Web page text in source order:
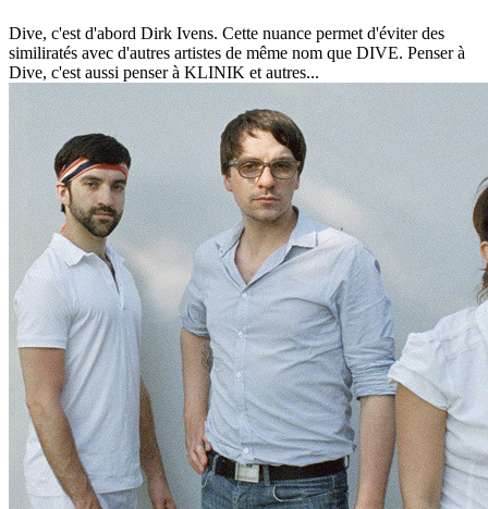
Dive, c'est d'abord Dirk Ivens. Cette nuance permet d'éviter des
similiratés avec d'autres artistes de même nom que DIVE. Penser à
Dive, c'est aussi penser à KLINIK et autres...